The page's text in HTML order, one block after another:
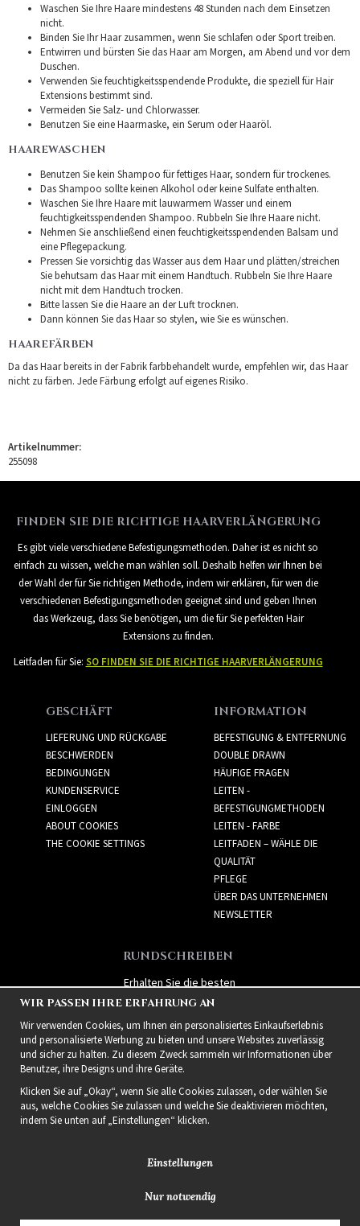
Waschen Sie Ihre Haare mindestens 48 Stunden nach dem Einsetzen
nicht.
Binden Sie Ihr Haar zusammen, wenn Sie schlafen oder Sport treiben.
Entwirren und bürsten Sie das Haar am Morgen, am Abend und vor dem
Duschen.
Verwenden Sie feuchtigkeitsspendende Produkte, die speziell für Hair
Extensions bestimmt sind.
Vermeiden Sie Salz- und Chlorwasser.
Benutzen Sie eine Haarmaske, ein Serum oder Haaröl.
HAAREWASCHEN
Benutzen Sie kein Shampoo für fettiges Haar, sondern für trockenes.
Das Shampoo sollte keinen Alkohol oder keine Sulfate enthalten.
Waschen Sie Ihre Haare mit lauwarmem Wasser und einem
feuchtigkeitsspendenden Shampoo. Rubbeln Sie Ihre Haare nicht.
Nehmen Sie anschließend einen feuchtigkeitsspendenden Balsam und
eine Pflegepackung.
Pressen Sie vorsichtig das Wasser aus dem Haar und plätten/streichen
Sie behutsam das Haar mit einem Handtuch. Rubbeln Sie Ihre Haare
nicht mit dem Handtuch trocken.
Bitte lassen Sie die Haare an der Luft trocknen.
Dann können Sie das Haar so stylen, wie Sie es wünschen.
HAAREFÄRBEN
Da das Haar bereits in der Fabrik farbbehandelt wurde, empfehlen wir, das Haar
nicht zu färben. Jede Färbung erfolgt auf eigenes Risiko.
Artikelnummer:
255098
FINDEN SIE DIE RICHTIGE HAARVERLÄNGERUNG
Es gibt viele verschiedene Befestigungsmethoden. Daher ist es nicht so
einfach zu wissen, welche man wählen soll. Deshalb helfen wir Ihnen bei
der Wahl der für Sie richtigen Methode, indem wir erklären, für wen die
verschiedenen Befestigungsmethoden geeignet sind und geben Ihnen
das Werkzeug, dass Sie benötigen, um die für Sie perfekten Hair
Extensions zu finden.
Leitfaden für Sie: SO FINDEN SIE DIE RICHTIGE HAARVERLÄNGERUNG
GESCHÄFT
LIEFERUNG UND RÜCKGABE
BESCHWERDEN
BEDINGUNGEN
KUNDENSERVICE
EINLOGGEN
ABOUT COOKIES
THE COOKIE SETTINGS
INFORMATION
BEFESTIGUNG & ENTFERNUNG
DOUBLE DRAWN
HÄUFIGE FRAGEN
LEITEN -
BEFESTIGUNGMETHODEN
LEITEN - FARBE
LEITFADEN – WÄHLE DIE
QUALITÄT
PFLEGE
ÜBER DAS UNTERNEHMEN
NEWSLETTER
RUNDSCHREIBEN
Erhalten Sie die besten
Angebote und spannende
neue Produkte!
2021 Delightful Hair
WIR PASSEN IHRE ERFAHRUNG AN
Wir verwenden Cookies, um Ihnen ein personalisiertes Einkaufserlebnis
und personalisierte Werbung zu bieten und unsere Websites zuverlässig
und sicher zu halten. Zu diesem Zweck sammeln wir Informationen über
Benutzer, ihre Designs und ihre Geräte.
Klicken Sie auf „Okay“, wenn Sie alle Cookies zulassen, oder wählen Sie
aus, welche Cookies Sie zulassen und welche Sie deaktivieren möchten,
indem Sie unten auf „Einstellungen“ klicken.
Einstellungen
Nur notwendig